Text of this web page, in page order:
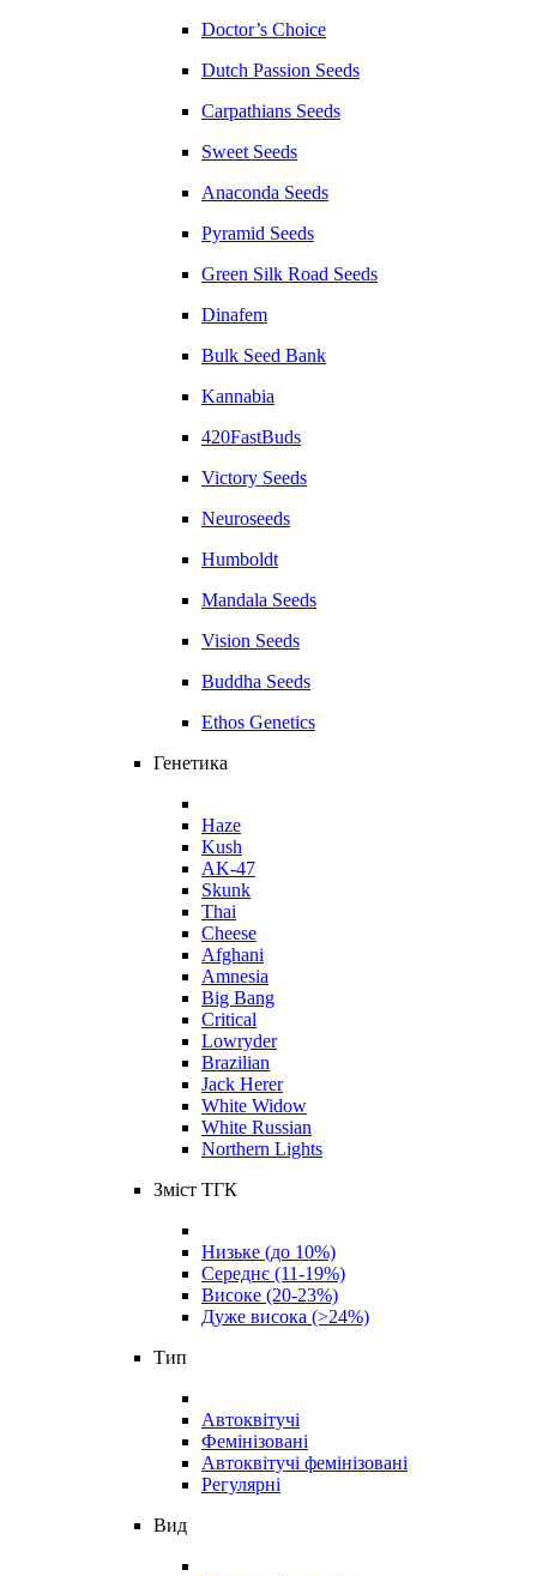
Doctor’s Choice
Dutch Passion Seeds
Carpathians Seeds
Sweet Seeds
Anaconda Seeds
Pyramid Seeds
Green Silk Road Seeds
Dinafem
Bulk Seed Bank
Kannabia
420FastBuds
Victory Seeds
Neuroseeds
Humboldt
Mandala Seeds
Vision Seeds
Buddha Seeds
Ethos Genetics
Генетика
Haze
Kush
AK-47
Skunk
Thai
Cheese
Afghani
Amnesia
Big Bang
Critical
Lowryder
Brazilian
Jack Herer
White Widow
White Russian
Northern Lights
Зміст ТГК
Низьке (до 10%)
Середнє (11-19%)
Високе (20-23%)
Дуже висока (>24%)
Тип
Автоквітучі
Фемінізовані
Автоквітучі фемінізовані
Регулярні
Вид